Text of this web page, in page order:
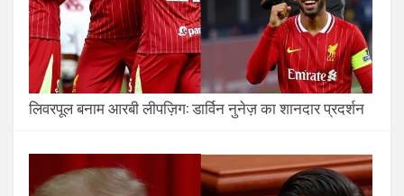
लिवरपूल बनाम आरबी लीपज़िग: डार्विन नुनेज़ का शानदार प्रदर्शन